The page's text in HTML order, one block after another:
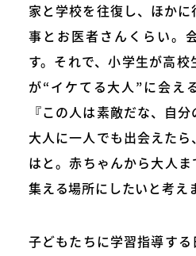
家と学校を往復し、ほか
事とお医者さんくらい。
す。それで、小学生が高
が“イケてる大人”に会え
『この人は素敵だな、自
大人に一人でも出会えた
はと。赤ちゃんから大人ま
集える場所にしたいと考え
子どもたちに学習指導す